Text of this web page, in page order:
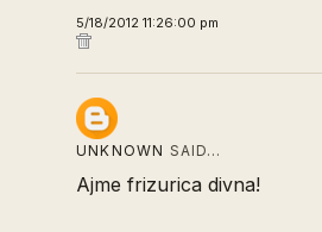
5/18/2012 11:26:00 pm
UNKNOWN SAID…
Ajme frizurica divna!